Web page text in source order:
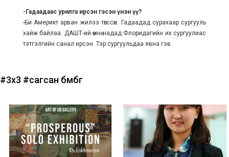
-Гадаадаас урилга ирсэн гэсэн үнэн үү?
-Би Америкт арван жилээ төгссөн. Гадаадад сурахаар сургууль
хайж байлаа. ДАШТ-ий өмнө надад Флоридагийн их сургуулиас
тэтгэлгийн санал ирсэн. Тэр сургуульдаа явна гэв.
#3x3 #сагсан бөмбөг